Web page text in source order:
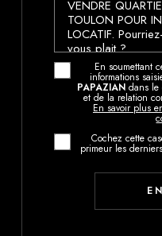
En soumettant
informations
PAPAZIANdans le
et de la relation
En savoir plus
Cochez cette
primeur les